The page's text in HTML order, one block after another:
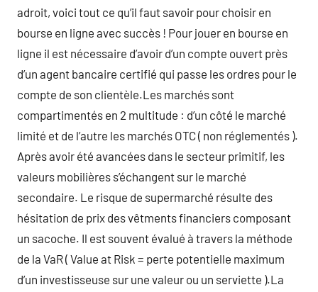
adroit, voici tout ce qu’il faut savoir pour choisir en
bourse en ligne avec succès ! Pour jouer en bourse en
ligne il est nécessaire d’avoir d’un compte ouvert près
d’un agent bancaire certifié qui passe les ordres pour le
compte de son clientèle.Les marchés sont
compartimentés en 2 multitude : d’un côté le marché
limité et de l’autre les marchés OTC ( non réglementés ).
Après avoir été avancées dans le secteur primitif, les
valeurs mobilières s’échangent sur le marché
secondaire. Le risque de supermarché résulte des
hésitation de prix des vêtments financiers composant
un sacoche. Il est souvent évalué à travers la méthode
de la VaR ( Value at Risk = perte potentielle maximum
d’un investisseuse sur une valeur ou un serviette ).La